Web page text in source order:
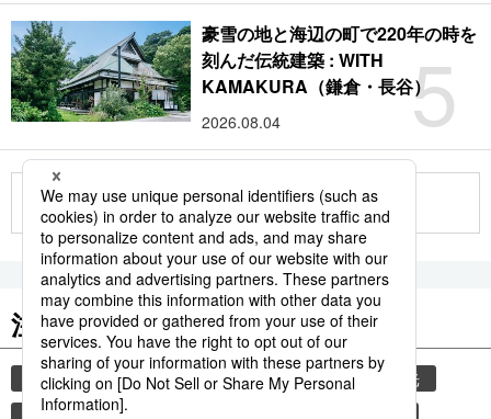
5
豪雪の地と海辺の町で220年の時を
刻んだ伝統建築 : WITH
KAMAKURA（鎌倉・長谷）
2026.08.04
もっと見る
注目のキーワード
共同通信ニュース 気象・災害 災害
観光